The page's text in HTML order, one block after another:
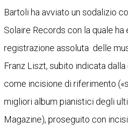
Bartoli ha avviato un sodalizio
Solaire Records con la quale
registrazione assoluta delle
Franz Liszt, subito indicata
come incisione di riferimento
migliori album pianistici degli
Magazine), proseguito con